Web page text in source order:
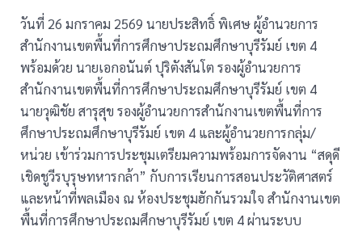
วันที่ 26 มกราคม 2569 นายประสิทธิ์ พิเศษ ผู้อำนวยการ
สำนักงานเขตพื้นที่การศึกษาประถมศึกษาบุรีรัมย์ เขต 4
พร้อมด้วย นายเอกอนันต์ ปุริตังสันโต รองผู้อำนวยการ
สำนักงานเขตพื้นที่การศึกษาประถมศึกษาบุรีรัมย์ เขต 4
นายวุฒิชัย สารุสุข รองผู้อำนวยการสำนักงานเขตพื้นที่การ
ศึกษาประถมศึกษาบุรีรัมย์ เขต 4 และผู้อำนวยการกลุ่ม/
หน่วย เข้าร่วมการประชุมเตรียมความพร้อมการจัดงาน “สดุดี
เชิดชูวีรบุรุษทหารกล้า” กับการเรียนการสอนประวัติศาสตร์
และหน้าที่พลเมือง ณ ห้องประชุมฮักกันรวมใจ สำนักงานเขต
พื้นที่การศึกษาประถมศึกษาบุรีรัมย์ เขต 4 ผ่านระบบ